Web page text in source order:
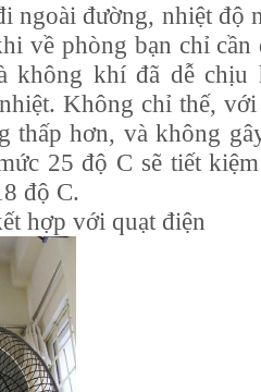
ngoài đường, nhiệt độ
về phòng bạn chỉ
không khí đã dễ chịu
Không chỉ thế,
thấp hơn, và không
25 độ C sẽ tiết
độ C.
hợp với quạt điện